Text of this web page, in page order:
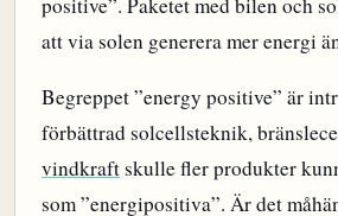
att via solen generera mer energi
Begreppet ”energy positive” är
förbättrad solcellsteknik,
vindkraftskulle fler produkter
som ”energipositiva”. Är det